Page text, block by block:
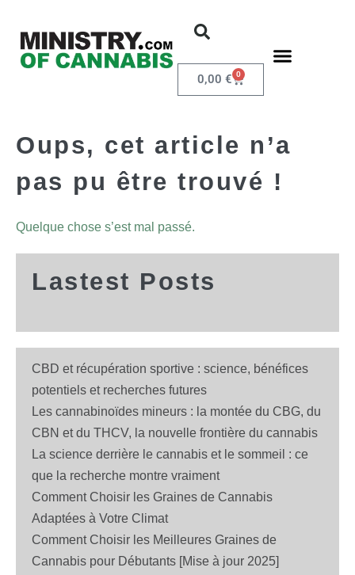
0,00 € 0
Oups, cet article n’a
pas pu être trouvé !
Quelque chose s’est mal passé.
Lastest Posts
CBD et récupération sportive : science, bénéfices
potentiels et recherches futures
Les cannabinoïdes mineurs : la montée du CBG, du
CBN et du THCV, la nouvelle frontière du cannabis
La science derrière le cannabis et le sommeil : ce
que la recherche montre vraiment
Comment Choisir les Graines de Cannabis
Adaptées à Votre Climat
Comment Choisir les Meilleures Graines de
Cannabis pour Débutants [Mise à jour 2025]